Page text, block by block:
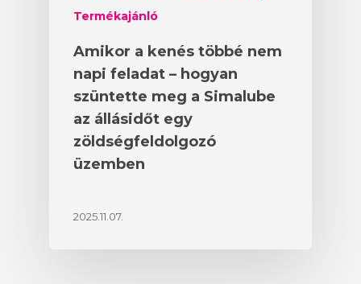
Termékajánló
Amikor a kenés többé nem
napi feladat – hogyan
szüntette meg a Simalube
az állásidőt egy
zöldségfeldolgozó
üzemben
2025.11.07.